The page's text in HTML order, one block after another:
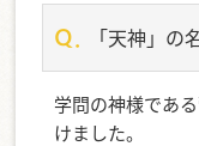
「天神」の
学問の神様であ
けました。